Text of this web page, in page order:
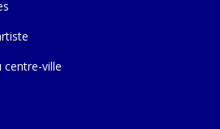
centre-ville